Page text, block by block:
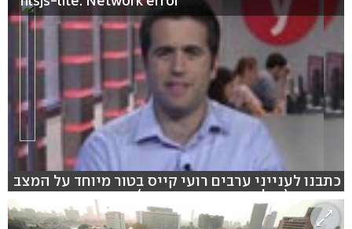
כתבנו לענייני ערבים רועי קייס בטור מיוחד על המצב
במצרים (צילום: אסי כהן ואבי חי)